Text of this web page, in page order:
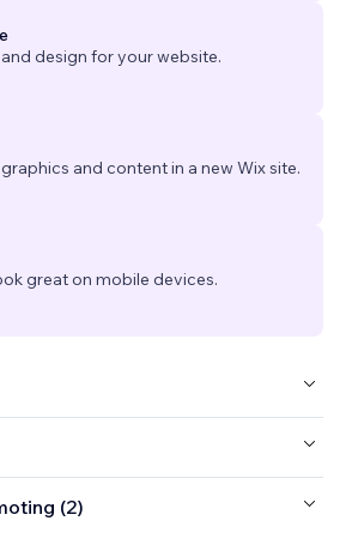
design for your website.
and content in a new Wix site.
great on mobile devices.
(2)